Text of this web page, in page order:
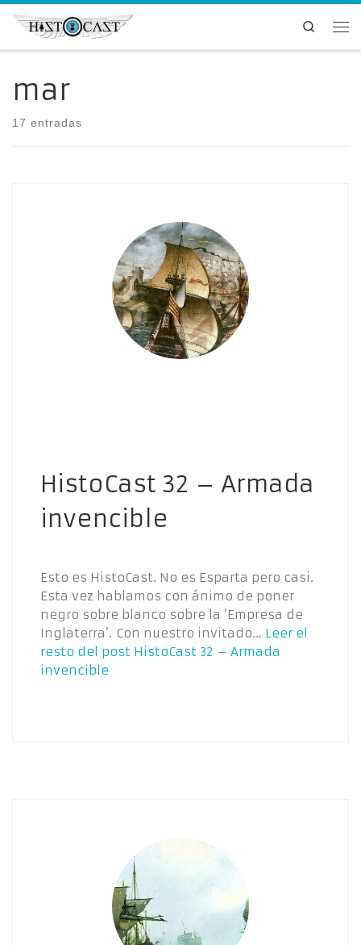
Saltar al contenido
Search
mar
17 entradas
HistoCast 32 – Armada
invencible
Esto es HistoCast. No es Esparta pero casi.
Esta vez hablamos con ánimo de poner
negro sobre blanco sobre la ‘Empresa de
Inglaterra’. Con nuestro invitado… Leer el
resto del post HistoCast 32 – Armada
invencible